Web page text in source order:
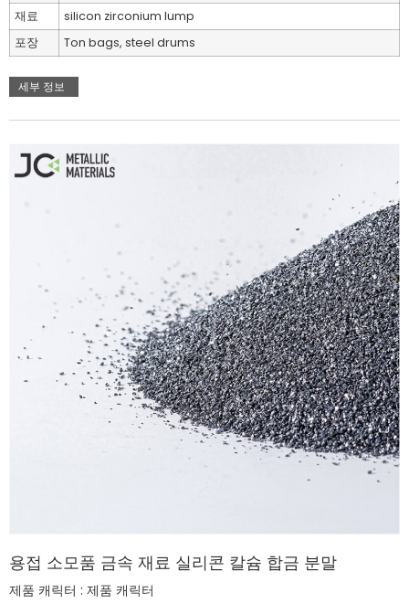
재료
silicon zirconium lump
포장
Ton bags, steel drums
세부 정보
용접 소모품 금속 재료 실리콘 칼슘 합금 분말
제품 캐릭터 : 제품 캐릭터